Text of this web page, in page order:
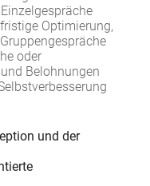
Optimierung,
oder
Belohnungen
und der